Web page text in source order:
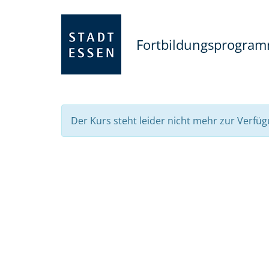
Der Kurs steht leider nicht mehr zur